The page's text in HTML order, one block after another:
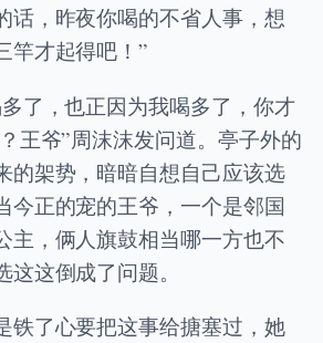
话，昨夜你喝的不省人事，想
竿才起得吧！”
了，也正因为我喝多了，你才
王爷”周沫沫发问道。亭子外的
的架势，暗暗自想自己应该选
今正的宠的王爷，一个是邻国
主，俩人旗鼓相当哪一方也不
这倒成了问题。
铁了心要把这事给搪塞过，她